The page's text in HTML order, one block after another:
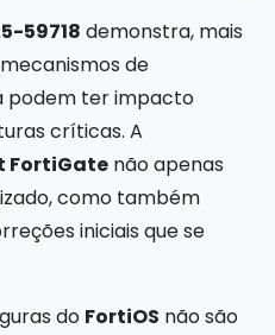
59718 demonstra, mais
de
podem ter impacto
críticas. A
FortiGate não apenas
como também
iniciais que se
do FortiOS não são